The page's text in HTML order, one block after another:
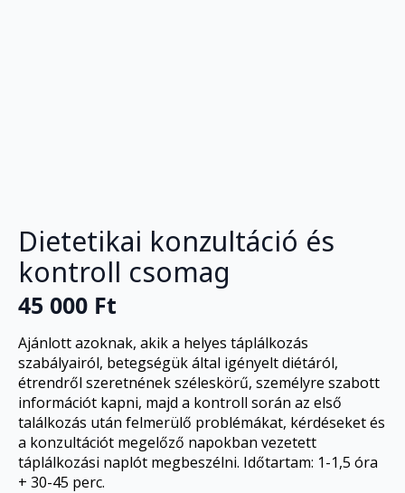
Dietetikai konzultáció és
kontroll csomag
45 000 Ft
Ajánlott azoknak, akik a helyes táplálkozás
szabályairól, betegségük által igényelt diétáról,
étrendről szeretnének széleskörű, személyre szabott
információt kapni, majd a kontroll során az első
találkozás után felmerülő problémákat, kérdéseket és
a konzultációt megelőző napokban vezetett
táplálkozási naplót megbeszélni. Időtartam: 1-1,5 óra
+ 30-45 perc.